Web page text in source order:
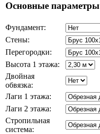
Основные параметры
Фундамент:
Стены:
Перегородки:
Высота 1 этажа:
Двойная
обвязка:
Лаги 1 этажа:
Лаги 2 этажа:
Стропильная
система: